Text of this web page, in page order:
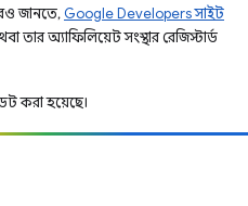
জানতে, Google Developers সাইট
অ্যাফিলিয়েট সংস্থার রেজিস্টার্ড
করা হয়েছে।